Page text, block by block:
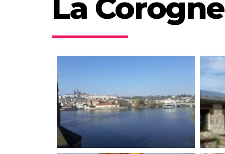
La Corogne